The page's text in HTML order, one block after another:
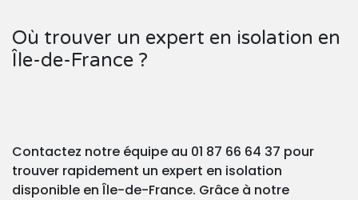
Où trouver un expert en isolation en
Île-de-France ?
Contactez notre équipe au 01 87 66 64 37 pour
trouver rapidement un expert en isolation
disponible en Île-de-France. Grâce à notre